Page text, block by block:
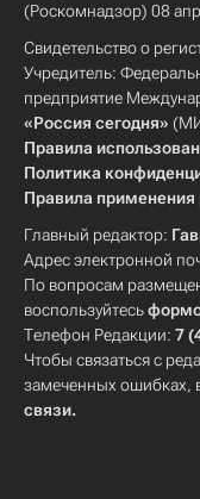
(Роскомнадзор) 08
Свидетельство о
Учредитель:
предприятие
«Россия сегодня»
Правила
Политика
Правила применения
Главный редактор:
Адрес электронной
По вопросам
воспользуйтесь
Телефон Редакции: 7
Чтобы связаться с
замеченных ошибках,
связи.